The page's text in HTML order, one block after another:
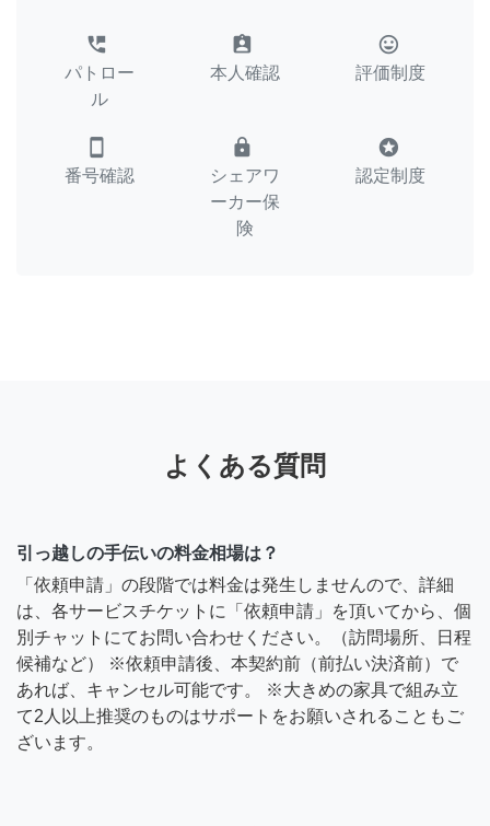
perm_phone_msg
パトロー
ル
assignment_ind
本人確認
tag_faces
評価制度
smartphone
番号確認
lock
シェアワ
ーカー保
険
stars
認定制度
よくある質問
引っ越しの手伝いの料金相場は？
「依頼申請」の段階では料金は発生しませんので、詳細
は、各サービスチケットに「依頼申請」を頂いてから、個
別チャットにてお問い合わせください。（訪問場所、日程
候補など） ※依頼申請後、本契約前（前払い決済前）で
あれば、キャンセル可能です。 ※大きめの家具で組み立
て2人以上推奨のものはサポートをお願いされることもご
ざいます。